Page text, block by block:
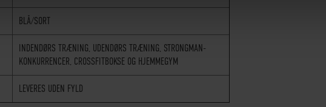
BLÅ/SORT
INDENDØRS TRÆNING, UDENDØRS TRÆNING, STRONGMAN-
KONKURRENCER, CROSSFITBOKSE OG HJEMMEGYM
LEVERES UDEN FYLD